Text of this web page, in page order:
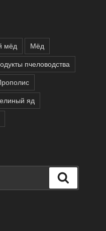
мёд
Мёд
пчеловодства
яд